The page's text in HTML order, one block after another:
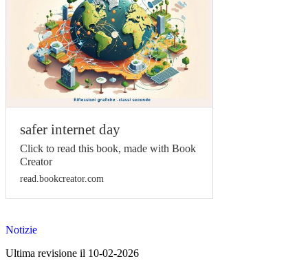
safer internet day
Click to read this book, made with Book
Creator
read.bookcreator.com
Notizie
Ultima revisione il 10-02-2026